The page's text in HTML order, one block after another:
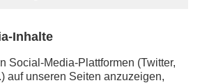
Inhalte
Social-Media-Plattformen (Twitter,
auf unseren Seiten anzuzeigen,